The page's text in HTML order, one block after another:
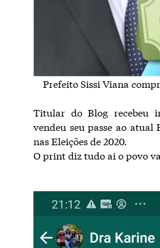
Prefeito Sissi Viana
Titular do Blog recebeu
vendeu seu passe ao
nas Eleições de 2020.
O print diz tudo ai o povo